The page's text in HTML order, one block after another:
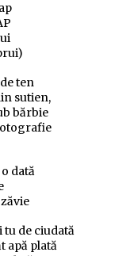
ten
sutien,
bărbie
dată
tu de ciudată
apă plată